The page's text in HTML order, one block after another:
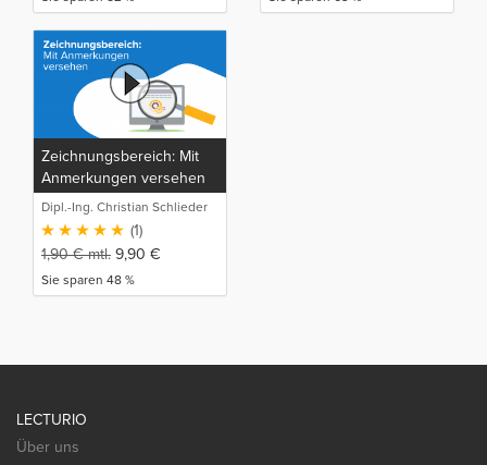
Zeichnungsbereich: Mit
Anmerkungen versehen
Dipl.-Ing. Christian Schlieder
(1)
1,90€mtl. 9,90 €
Sie sparen 48 %
LECTURIO
Über uns